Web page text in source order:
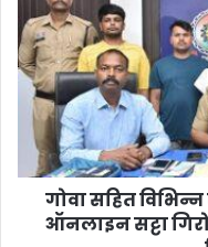
सहित
विभिन्न
राज्यों
से
संचालित
अंतरराज्यीय
ऑनलाइन
सट्टा
गोवा सहित
ऑनलाइन सट्टा